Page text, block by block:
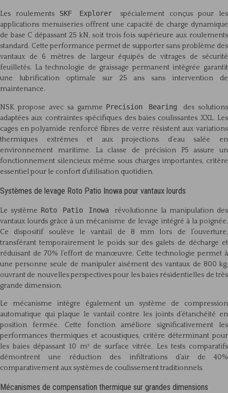
Les roulements SKF Explorer spécialement conçus pour les
applications menuiseries offrent une capacité de charge dynamique
de base C dépassant 25 kN, soit trois fois supérieure aux roulements
standard. Cette performance permet de supporter sans problème des
vantaux de 6 mètres de largeur équipés de vitrages de sécurité
feuilletés. La technologie de graissage permanent intégrée garantit
une lubrification optimale sur 25 ans sans intervention de
maintenance.
NSK propose avec sa gamme Precision Bearing des solutions
adaptées aux contraintes spécifiques des baies coulissantes XXL. Les
cages en polyamide renforcé fibres de verre résistent aux variations
thermiques extrêmes et aux projections d’eau salée en
environnement maritime. La classe de précision P5 assure un
fonctionnement silencieux même sous charges importantes, critère
essentiel pour le confort d’utilisation quotidien.
Systèmes de levage Roto Patio Inowa pour vantaux lourds
Le système Roto Patio Inowa révolutionne la manipulation des
vantaux lourds grâce à un mécanisme de levage intégré à la poignée.
Ce dispositif soulève le vantail de 8 mm lors de l’ouverture,
transférant temporairement le poids sur des galets de décharge et
réduisant de 70% l’effort de manœuvre. Cette technologie permet à
une personne seule de manipuler aisément des vantaux de 800 kg,
ouvrant de nouvelles perspectives pour les baies résidentielles de très
grande dimension.
Le mécanisme intègre également un système de compression
automatique qui plaque le vantail contre les joints d’étanchéité en
position fermée. Cette fonction améliore significativement les
performances thermiques et acoustiques, critère déterminant pour
les baies dépassant 10 m² de surface vitrée. Les tests comparatifs
démontrent une réduction des infiltrations d’air de 40%
comparativement aux systèmes de coulissement traditionnels.
Mécanismes de compensation thermique sur grandes dimensions